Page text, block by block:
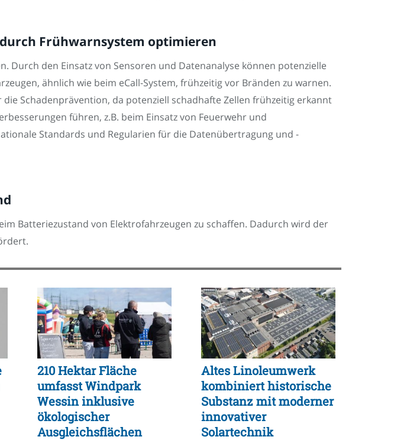
Frühwarnsystem optimieren
Durch den Einsatz von Sensoren und Datenanalyse können potenzielle
ähnlich wie beim eCall-System, frühzeitig vor Bränden zu warnen.
Schadenprävention, da potenziell schadhafte Zellen frühzeitig erkannt
führen, z.B. beim Einsatz von Feuerwehr und
Standards und Regularien für die Datenübertragung und -
Batteriezustand von Elektrofahrzeugen zu schaffen. Dadurch wird der
210 Hektar Fläche
umfasst Windpark
Wessin inklusive
ökologischer
Ausgleichsflächen
Altes Linoleumwerk
kombiniert historische
Substanz mit moderner
innovativer
Solartechnik